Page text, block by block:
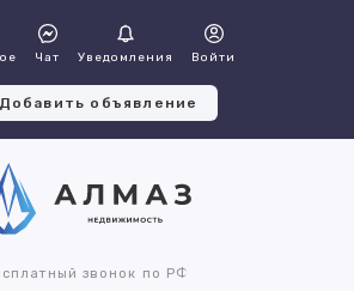
Чат Уведомления Войти
Добавить объявление
звонок по РФ